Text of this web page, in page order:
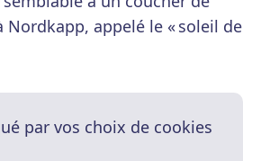
appelé le « soleil de
par vos choix de cookies